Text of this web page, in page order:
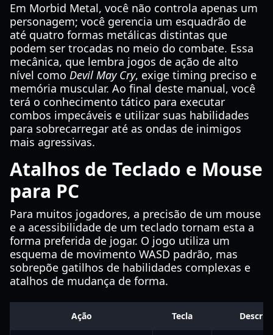
Em Morbid Metal, você não controla apenas um
personagem; você gerencia um esquadrão de
até quatro formas metálicas distintas que
podem ser trocadas no meio do combate. Essa
mecânica, que lembra jogos de ação de alto
nível como Devil May Cry, exige timing preciso e
memória muscular. Ao final deste manual, você
terá o conhecimento tático para executar
combos impecáveis e utilizar suas habilidades
para sobrecarregar até as ondas de inimigos
mais agressivas.
Atalhos de Teclado e Mouse
para PC
Para muitos jogadores, a precisão de um mouse
e a acessibilidade de um teclado tornam esta a
forma preferida de jogar. O jogo utiliza um
esquema de movimento WASD padrão, mas
sobrepõe gatilhos de habilidades complexas e
atalhos de mudança de forma.
Ação Tecla